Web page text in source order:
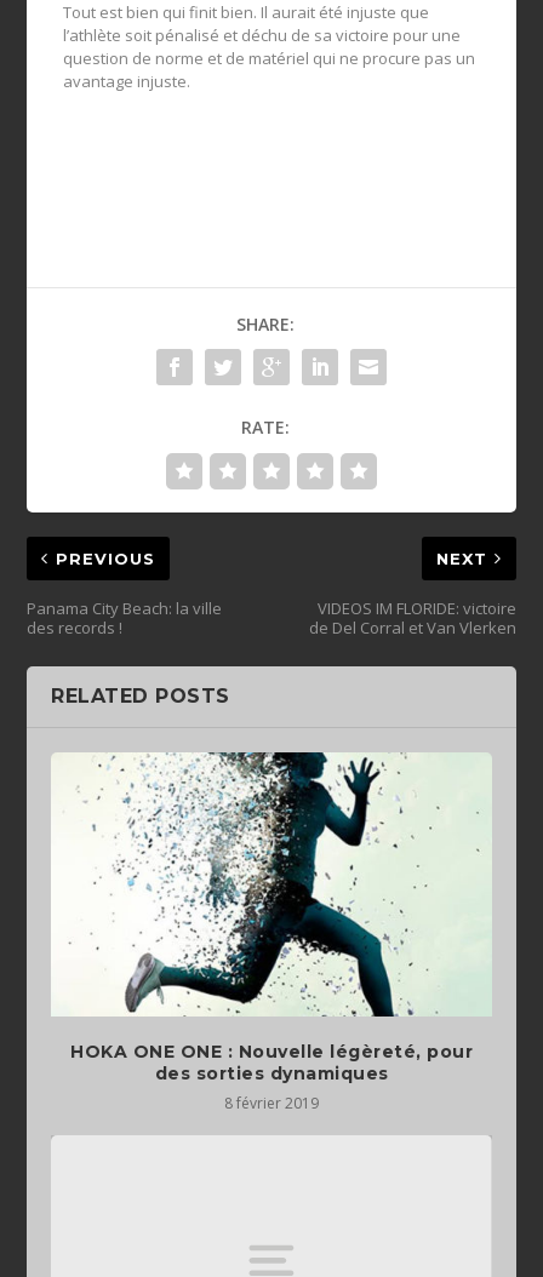
Tout est bien qui finit bien. Il aurait été injuste que
l’athlète soit pénalisé et déchu de sa victoire pour une
question de norme et de matériel qui ne procure pas un
avantage injuste.
SHARE:
RATE:
PREVIOUS
Panama City Beach: la ville
des records !
NEXT
VIDEOS IM FLORIDE: victoire
de Del Corral et Van Vlerken
RELATED POSTS
HOKA ONE ONE : Nouvelle légèreté, pour
des sorties dynamiques
8 février 2019